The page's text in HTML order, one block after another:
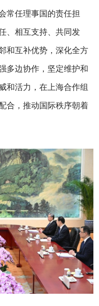
常任理事国的责任担
、相互支持、共同发
和互补优势，深化全方
多边协作，坚定维护和
和活力，在上海合作组
合，推动国际秩序朝着